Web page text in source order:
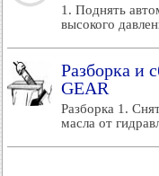
1. Поднять
высокого
Разборка и
GEAR
Разборка 1.
масла от